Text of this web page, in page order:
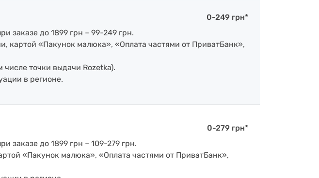
0-249 грн*
заказе до 1899 грн – 99-249 грн.
картой «Пакунок малюка», «Оплата частями от ПриватБанк»,
точки выдачи Rozetka).
в регионе.
0-279 грн*
заказе до 1899 грн – 109-279 грн.
«Пакунок малюка», «Оплата частями от ПриватБанк»,